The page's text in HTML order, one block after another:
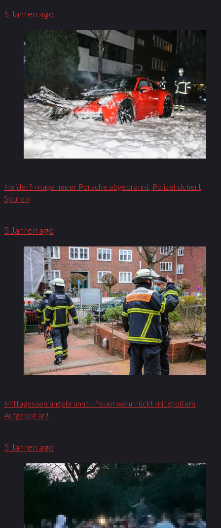
5 Jahren ago
Neider? - nagelneuer Porsche abgebrannt, Polizei sichert
Spuren
5 Jahren ago
Mittagessen angebrannt - Feuerwehr rückt mit großem
Aufgebot an!​
5 Jahren ago